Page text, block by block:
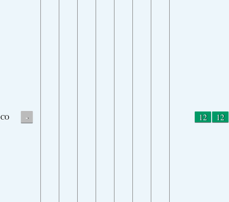
CO - 12 12